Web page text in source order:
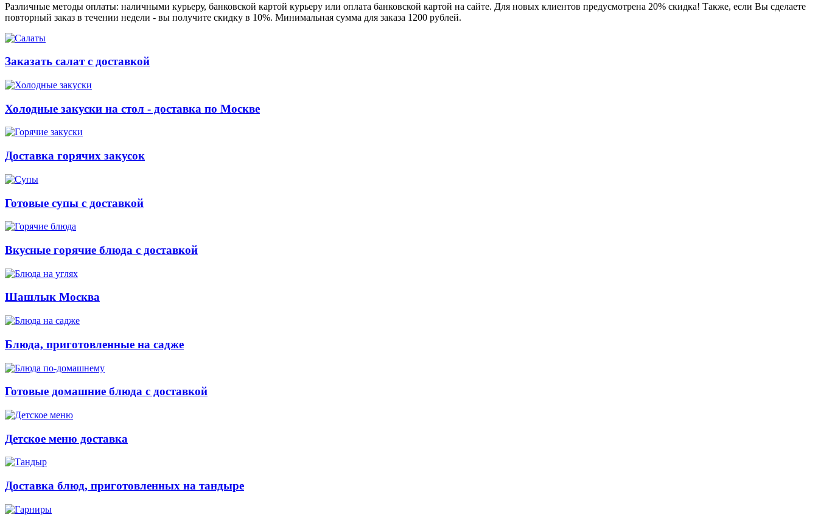
Различные методы оплаты: наличными курьеру, банковской картой курьеру или оплата банковской картой на сайте. Для новых клиентов предусмотрена 20% скидка! Также, если Вы сделаете
повторный заказ в течении недели - вы получите скидку в 10%. Минимальная сумма для заказа 1200 рублей.
Заказать салат с доставкой
Холодные закуски на стол - доставка по Москве
Доставка горячих закусок
Готовые супы с доставкой
Вкусные горячие блюда с доставкой
Шашлык Москва
Блюда, приготовленные на садже
Готовые домашние блюда с доставкой
Детское меню доставка
Доставка блюд, приготовленных на тандыре